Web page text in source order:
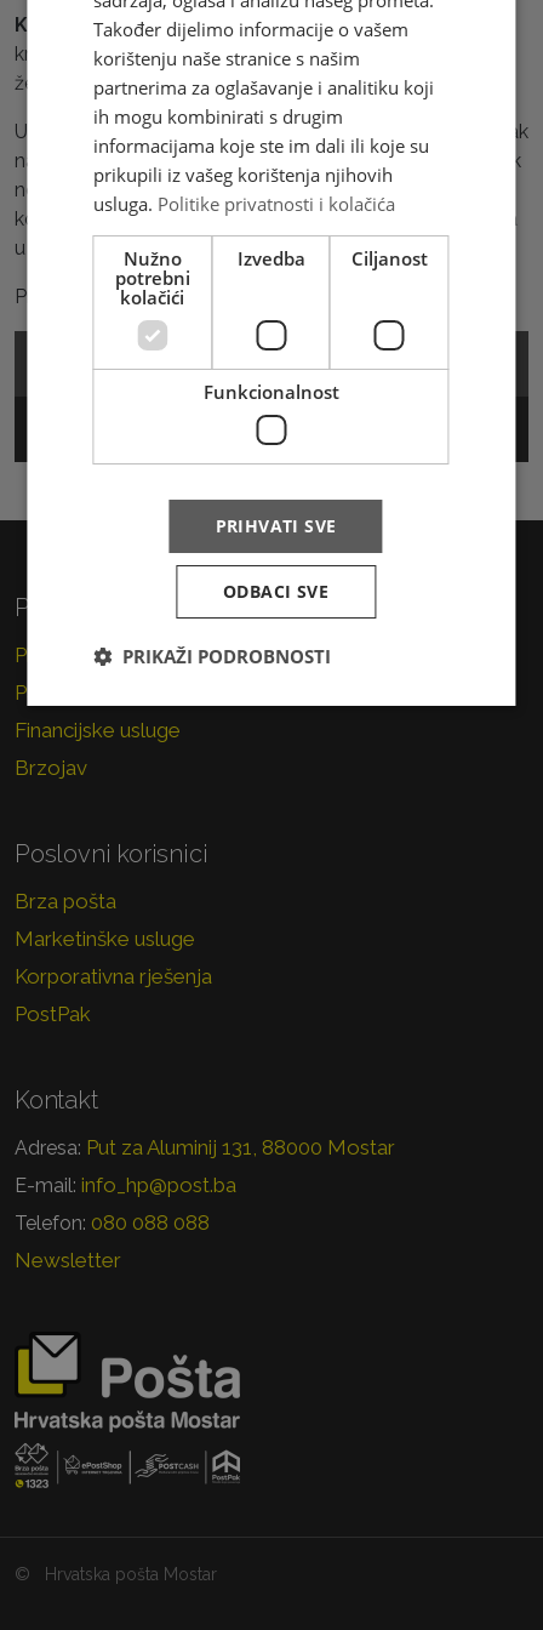
Korisnicima je omogućenoda u nekoliko koraka
kreiraju nalog za slanje te naruče prikup pošiljke na
željenoj adresi putem Viber bot-a Brza pošta 1323.
Uz lansiranje Viber bot-a Brza pošta 1323 stavlja naglasak
na inovaciju i poboljšanje korisničkog iskustva. Ovaj korak
ne samo da modernizira način na koji se komunicira s
korisnicima, već i jača poziciju Brze pošte 1323 kao lidera
u industriji dostave.
Pridruži se botu klikom na ->
Cjenik
Privatni korisnici
Pismo
Paket
Financijske usluge
Brzojav
Poslovni korisnici
Brza pošta
Marketinške usluge
Korporativna rješenja
PostPak
Kontakt
Adresa: Put za Aluminij 131, 88000 Mostar
E-mail: info_hp@post.ba
Telefon: 080 088 088
Newsletter
© Hrvatska pošta Mostar
Također dijelimo informacije o vašem
korištenju naše stranice s našim
partnerima za oglašavanje i analitiku koji
ih mogu kombinirati s drugim
informacijama koje ste im dali ili koje su
prikupili iz vašeg korištenja njihovih
usluga. Politike privatnosti i kolačića
Nužno
potrebni
kolačići
Izvedba Ciljanost
Funkcionalnost
PRIHVATI SVE
ODBACI SVE
PRIKAŽI PODROBNOSTI